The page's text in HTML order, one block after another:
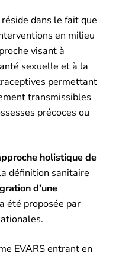
dans le fait que
en milieu
visant à
sexuelle et à la
permettant
transmissibles
précoces ou
holistique de
définition sanitaire
d’une
été proposée par
EVARS entrant en